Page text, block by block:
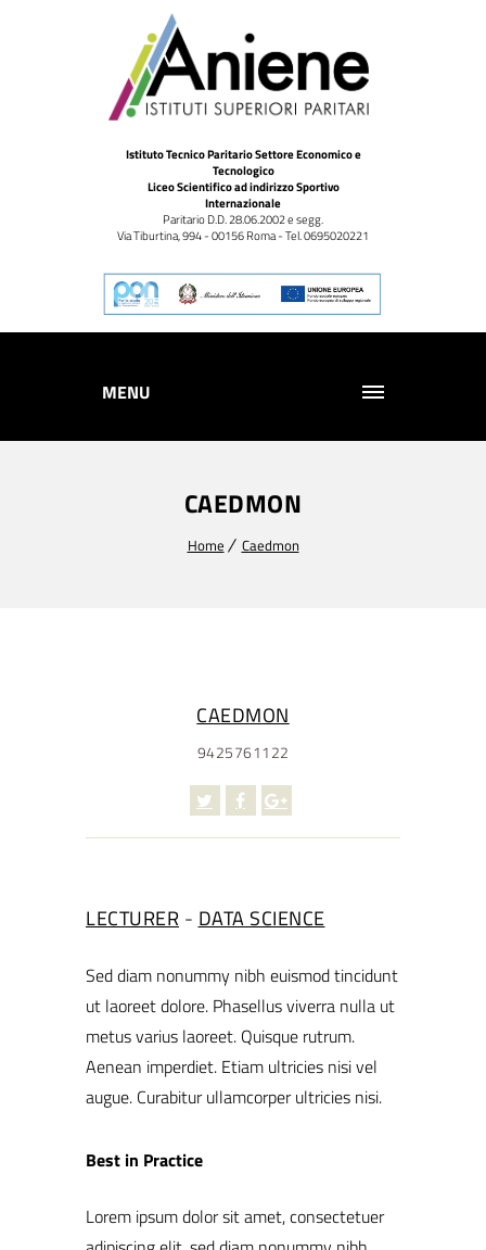
Istituto Tecnico Paritario Settore Economico e
Tecnologico
Liceo Scientifico ad indirizzo Sportivo
Internazionale
Paritario D.D. 28.06.2002 e segg.
Via Tiburtina, 994 - 00156 Roma - Tel. 0695020221
MENU
CAEDMON
Home Caedmon
CAEDMON
9425761122
LECTURER - DATA SCIENCE
Sed diam nonummy nibh euismod tincidunt
ut laoreet dolore. Phasellus viverra nulla ut
metus varius laoreet. Quisque rutrum.
Aenean imperdiet. Etiam ultricies nisi vel
augue. Curabitur ullamcorper ultricies nisi.
Best in Practice
Lorem ipsum dolor sit amet, consectetuer